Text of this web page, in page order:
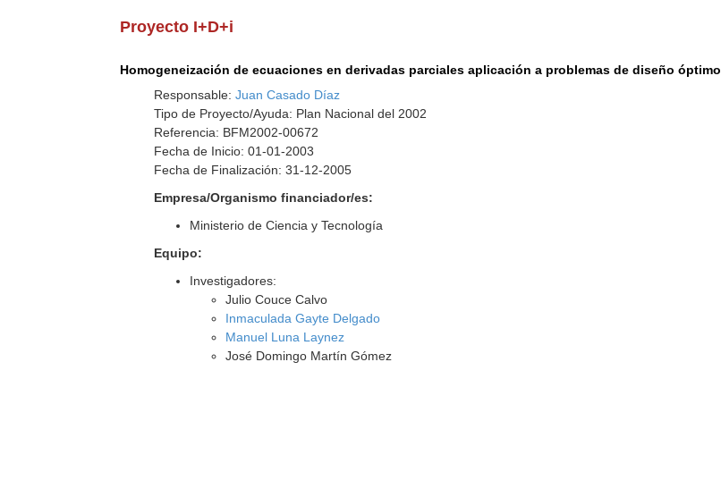
Proyecto I+D+i
Homogeneización de ecuaciones en derivadas parciales aplicación a problemas de diseño óptimo
Responsable:Juan Casado Díaz
Tipo de Proyecto/Ayuda: Plan Nacional del 2002
Referencia: BFM2002-00672
Fecha de Inicio: 01-01-2003
Fecha de Finalización: 31-12-2005
Empresa/Organismo financiador/es:
Ministerio de Ciencia y Tecnología
Equipo:
Investigadores:
Julio Couce Calvo
Inmaculada Gayte Delgado
Manuel Luna Laynez
José Domingo Martín Gómez